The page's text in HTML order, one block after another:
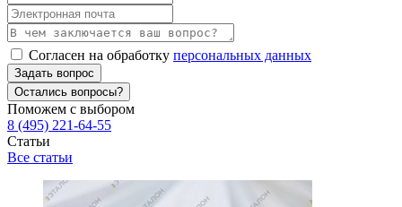
Согласен на обработку персональных данных
Задать вопрос
Остались вопросы?
Поможем с выбором
8 (495) 221-64-55
Статьи
Все статьи